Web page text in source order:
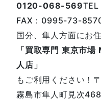
0120-068-569
FAX：0995-73-
国分、隼人方面にお
「買取専門 東京市
人店」
もご利用ください！
霧島市隼人町見次